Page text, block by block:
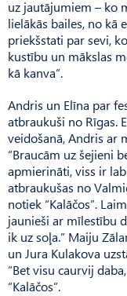
uz jautājumiem – ko
lielākās bailes, no kā
priekšstati par sevi,
kustību un mākslas
kā kanva”.
Andris un Elīna par
atbraukuši no Rīgas.
veidošanā, Andris ar
“Braucām uz šejieni
apmierināti, viss ir
atbraukušas no
notiek “Kalāčos”.
jaunieši ar mīlestību
ik uz soļa.” Maiju
un Jura Kulakova
“Bet visu caurvij
“Kalāčos”.